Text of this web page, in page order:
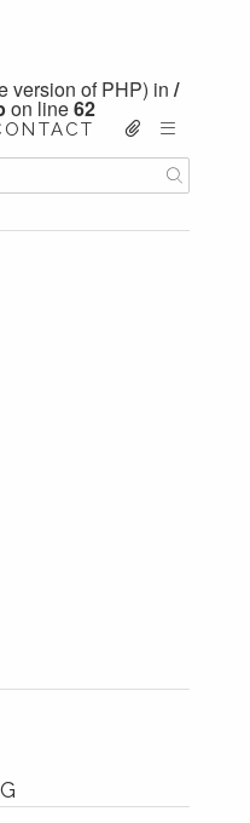
version of PHP) in /
on line62